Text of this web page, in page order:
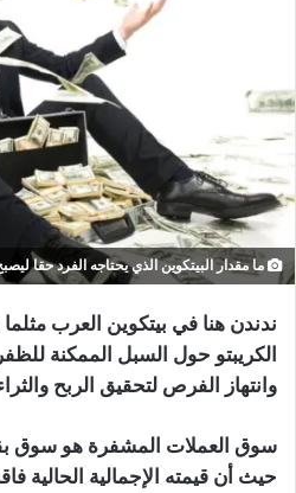
ما مقدار البيتكوين الذي يحتاجه الفرد حقا
ندندن هنا في بيتكوين العرب
الكريبتو حول السبل الممكنة
وانتهاز الفرص لتحقيق الربح
سوق العملات المشفرة هو سوق